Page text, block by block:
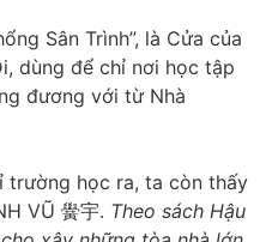
Sân Trình”, là Cửa của
dùng để chỉ nơi học tập
đương với từ Nhà
học ra, ta còn thấy
VŨ 黌宇. Theo sách Hậu